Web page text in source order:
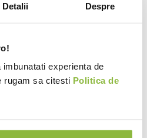
Detalii Despre
experienta de
rugam sa citesti Politica de